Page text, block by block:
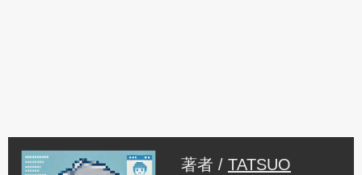
著者 / TATSUO